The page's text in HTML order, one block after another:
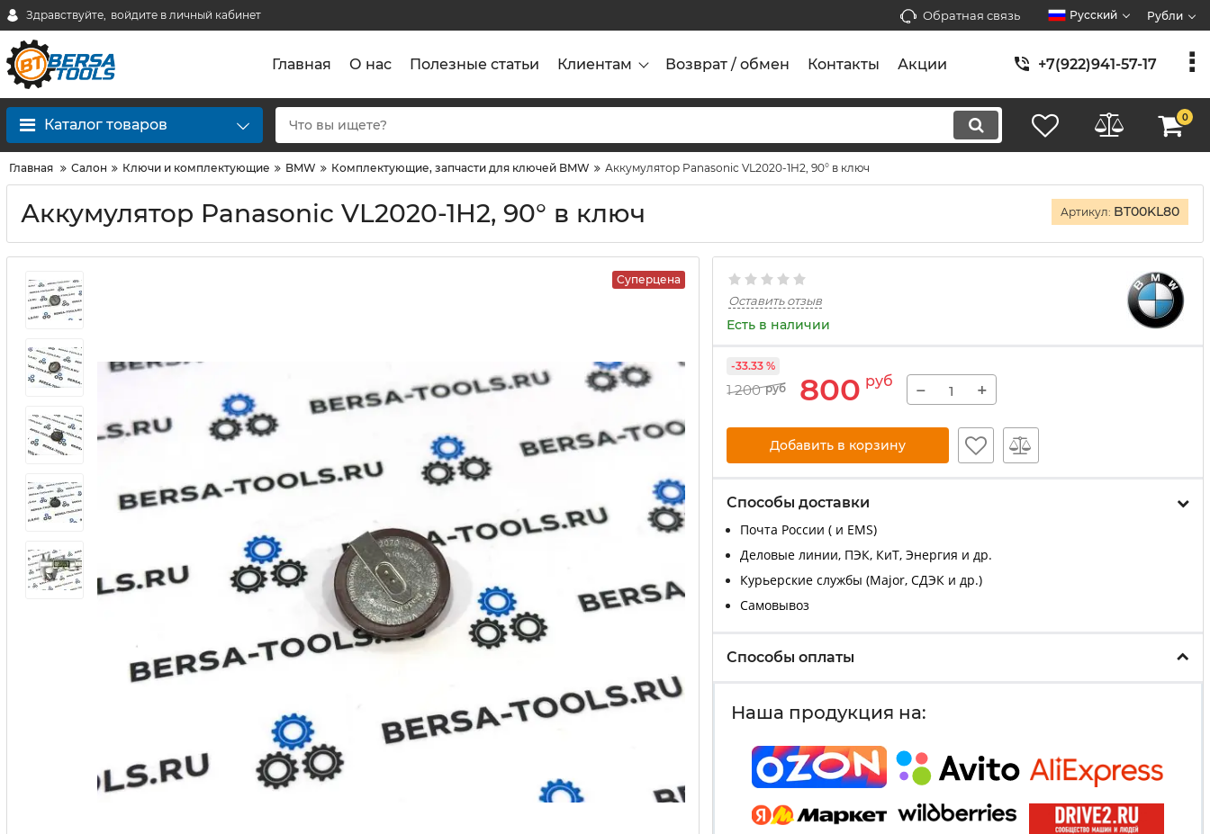
Здравствуйте, войдите в личный кабинет Обратная связь Русский Рубли
Главная О нас Полезные статьи Клиентам Возврат / обмен Контакты Акции +7(922)941-57-17
Каталог товаров 0
Главная Салон Ключи и комплектующие BMW Комплектующие, запчасти для ключей BMW Аккумулятор Panasonic VL2020-1H2, 90° в ключ
Аккумулятор Panasonic VL2020-1H2, 90° в ключ Артикул: BT00KL80
Суперцена
Оставить отзыв
Есть в наличии
1 200 руб 800 руб
-33.33 %
− +
Добавить в корзину
Способы доставки
Почта России ( и EMS)
Деловые линии, ПЭК, КиТ, Энергия и др.
Курьерские службы (Major, СДЭК и др.)
Самовывоз
Способы оплаты
Наша продукция на: